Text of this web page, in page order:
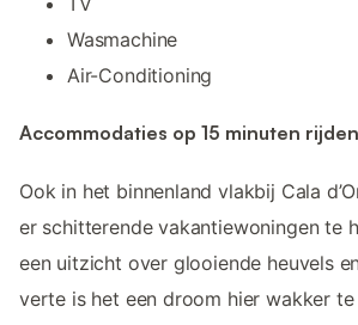
Wasmachine
Air-Conditioning
Accommodaties op 15 minuten
Ook in het binnenland vlakbij Cala
er schitterende vakantiewoningen te
een uitzicht over glooiende heuvels
verte is het een droom hier wakker